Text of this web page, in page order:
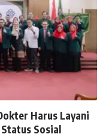
Harus Layani
Sosial